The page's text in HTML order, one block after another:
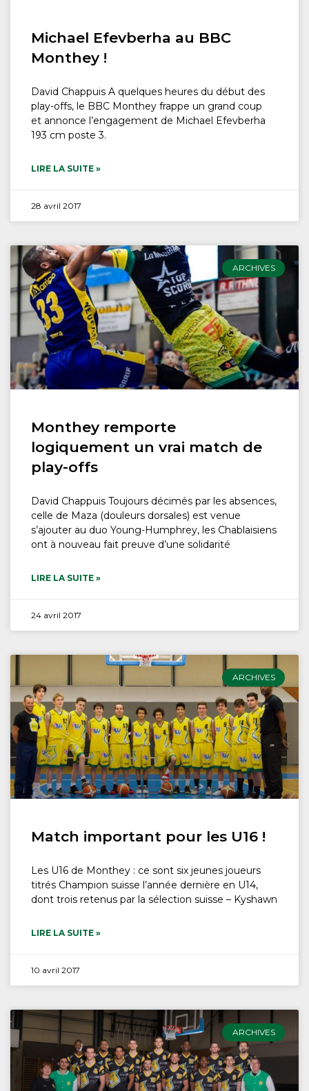
Michael Efevberha au BBC
Monthey !
David Chappuis A quelques heures du début des
play-offs, le BBC Monthey frappe un grand coup
et annonce l’engagement de Michael Efevberha
193 cm poste 3.
LIRE LA SUITE »
28 avril 2017
ARCHIVES
Monthey remporte
logiquement un vrai match de
play-offs
David Chappuis Toujours décimés par les absences,
celle de Maza (douleurs dorsales) est venue
s’ajouter au duo Young-Humphrey, les Chablaisiens
ont à nouveau fait preuve d’une solidarité
LIRE LA SUITE »
24 avril 2017
ARCHIVES
Match important pour les U16 !
Les U16 de Monthey : ce sont six jeunes joueurs
titrés Champion suisse l’année dernière en U14,
dont trois retenus par la sélection suisse – Kyshawn
LIRE LA SUITE »
10 avril 2017
ARCHIVES